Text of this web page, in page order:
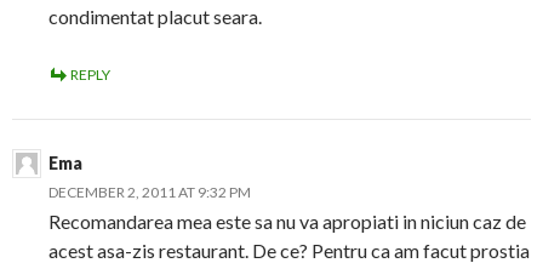
condimentat placut seara.
REPLY
Ema
DECEMBER 2, 2011 AT 9:32 PM
Recomandarea mea este sa nu va apropiati in niciun caz de
acest asa-zis restaurant. De ce? Pentru ca am facut prostia